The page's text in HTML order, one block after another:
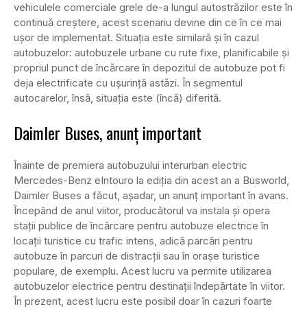
vehiculele comerciale grele de-a lungul autostrăzilor este în
continuă creștere, acest scenariu devine din ce în ce mai
ușor de implementat. Situația este similară și în cazul
autobuzelor: autobuzele urbane cu rute fixe, planificabile și
propriul punct de încărcare în depozitul de autobuze pot fi
deja electrificate cu ușurință astăzi. În segmentul
autocarelor, însă, situația este (încă) diferită.
Daimler Buses, anunț important
Înainte de premiera autobuzului interurban electric
Mercedes-Benz eIntouro la ediția din acest an a Busworld,
Daimler Buses a făcut, așadar, un anunț important în avans.
Începând de anul viitor, producătorul va instala și opera
stații publice de încărcare pentru autobuze electrice în
locații turistice cu trafic intens, adică parcări pentru
autobuze în parcuri de distracții sau în orașe turistice
populare, de exemplu. Acest lucru va permite utilizarea
autobuzelor electrice pentru destinații îndepărtate în viitor.
În prezent, acest lucru este posibil doar în cazuri foarte